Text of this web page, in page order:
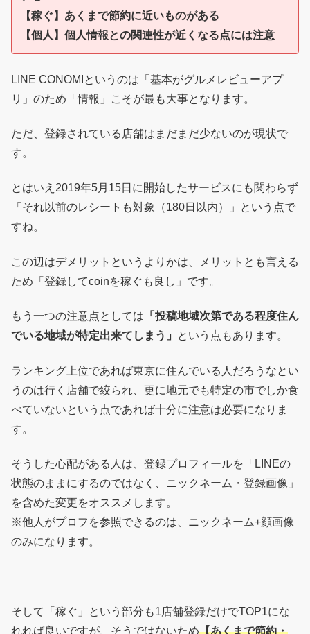
【稼ぐ】あくまで節約に近いものがある
【個人】個人情報との関連性が近くなる点には注意
LINE CONOMIというのは「基本がグルメレビューアプ
リ」のため「情報」こそが最も大事となります。
ただ、登録されている店舗はまだまだ少ないのが現状で
す。
とはいえ2019年5月15日に開始したサービスにも関わらず
「それ以前のレシートも対象（180日以内）」という点で
すね。
この辺はデメリットというよりかは、メリットとも言える
ため「登録してcoinを稼ぐも良し」です。
もう一つの注意点としては 「投稿地域次第である程度住ん
でいる地域が特定出来てしまう」
という点もあります。
ランキング上位であれば東京に住んでいる人だろうなとい
うのは行く店舗で絞られ、更に地元でも特定の市でしか食
べていないという点であれば十分に注意は必要になりま
す。
そうした心配がある人は、登録プロフィールを「LINEの
状態のままにするのではなく、ニックネーム・登録画像」
を含めた変更をオススメします。
※他人がプロフを参照できるのは、ニックネーム+顔画像
のみになります。
そして「稼ぐ」という部分も1店舗登録だけでTOP1にな
れれば良いですが、そうではないため【あくまで節約・